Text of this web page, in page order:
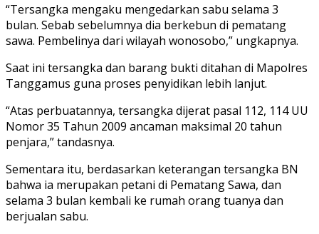
“Tersangka mengaku mengedarkan sabu selama 3
bulan. Sebab sebelumnya dia berkebun di pematang
sawa. Pembelinya dari wilayah wonosobo,” ungkapnya.
Saat ini tersangka dan barang bukti ditahan di Mapolres
Tanggamus guna proses penyidikan lebih lanjut.
“Atas perbuatannya, tersangka dijerat pasal 112, 114 UU
Nomor 35 Tahun 2009 ancaman maksimal 20 tahun
penjara,” tandasnya.
Sementara itu, berdasarkan keterangan tersangka BN
bahwa ia merupakan petani di Pematang Sawa, dan
selama 3 bulan kembali ke rumah orang tuanya dan
berjualan sabu.